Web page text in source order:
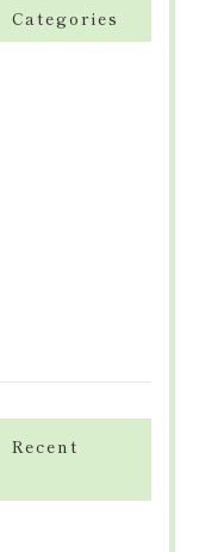
Categories
Recent